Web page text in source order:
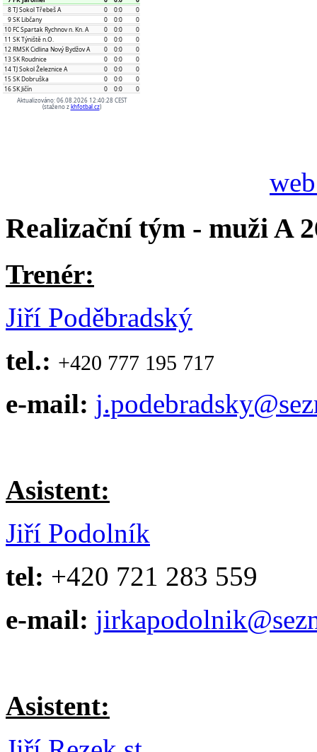
Realizační tým - muži A
Trenér:
Jiří Poděbradský
tel.: +420 777 195 717
e-mail:
Asistent:
Jiří Podolník
tel: +420 721 283 559
e-mail:
Asistent: